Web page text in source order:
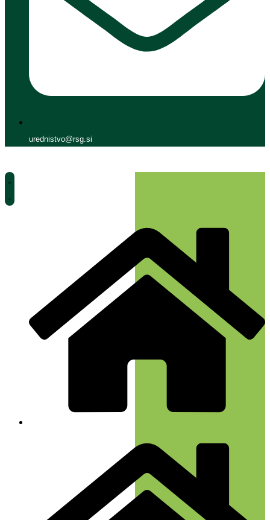
urednistvo@rsg.si